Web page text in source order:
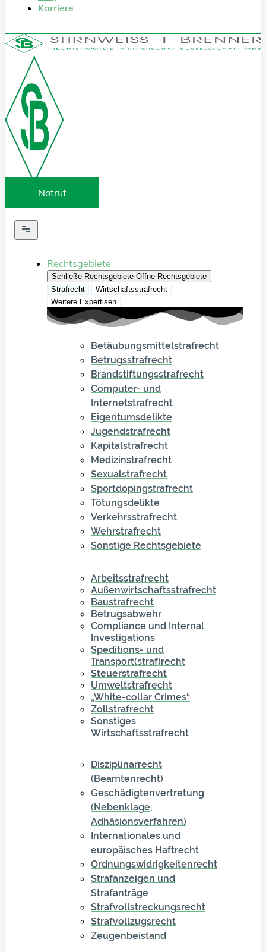
Karriere
Notruf
Rechtsgebiete
Schließe Rechtsgebiete Öffne Rechtsgebiete
Strafrecht
Wirtschaftsstrafrecht
Weitere Expertisen
Betäubungsmittelstrafrecht
Betrugsstrafrecht
Brandstiftungsstrafrecht
Computer- und
Internetstrafrecht
Eigentumsdelikte
Jugendstrafrecht
Kapitalstrafrecht
Medizinstrafrecht
Sexualstrafrecht
Sportdopingstrafrecht
Tötungsdelikte
Verkehrsstrafrecht
Wehrstrafrecht
Sonstige Rechtsgebiete
Arbeitsstrafrecht
Außenwirtschaftsstrafrecht
Baustrafrecht
Betrugsabwehr
Compliance und Internal
Investigations
Speditions- und
Transport(straf)recht
Steuerstrafrecht
Umweltstrafrecht
„White-collar Crimes“
Zollstrafrecht
Sonstiges
Wirtschaftsstrafrecht
Disziplinarrecht
(Beamtenrecht)
Geschädigtenvertretung
(Nebenklage,
Adhäsionsverfahren)
Internationales und
europäisches Haftrecht
Ordnungswidrigkeitenrecht
Strafanzeigen und
Strafanträge
Strafvollstreckungsrecht
Strafvollzugsrecht
Zeugenbeistand